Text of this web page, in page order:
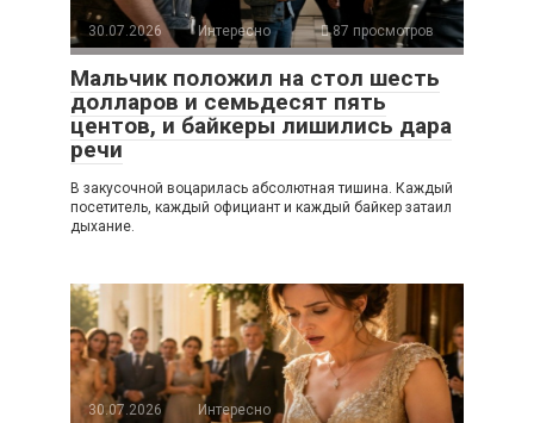
30.07.2026 Интересно 87 просмотров
Мальчик положил на стол шесть
долларов и семьдесят пять
центов, и байкеры лишились дара
речи
В закусочной воцарилась абсолютная тишина. Каждый
посетитель, каждый официант и каждый байкер затаил
дыхание.
30.07.2026
Интересно